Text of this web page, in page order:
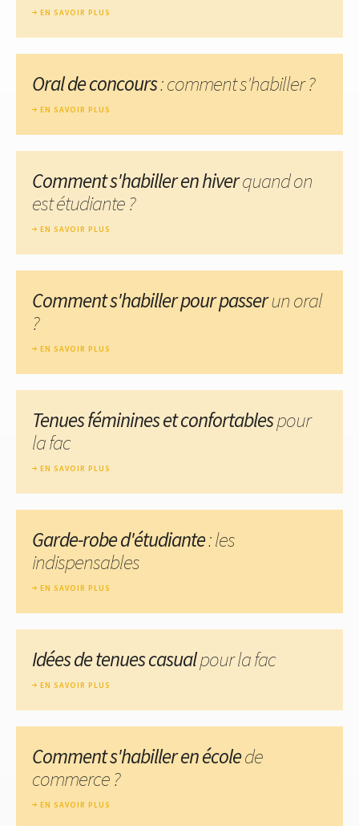
EN SAVOIR PLUS
Oral de concours: comment s'habiller ?
EN SAVOIR PLUS
Comment s'habiller en hiverquand on
est étudiante ?
EN SAVOIR PLUS
Comment s'habiller pour passerun oral
?
EN SAVOIR PLUS
Tenues féminines et confortablespour
la fac
EN SAVOIR PLUS
Garde-robe d'étudiante: les
indispensables
EN SAVOIR PLUS
Idées de tenues casualpour la fac
EN SAVOIR PLUS
Comment s'habiller en écolede
commerce ?
EN SAVOIR PLUS